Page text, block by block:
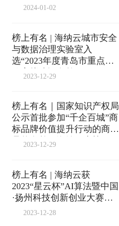
2024-01-02
榜上有名 | 海纳云城市安全
与数据治理实验室入
选“2023年度青岛市重点实
验室拟建设名单”
2023-12-29
榜上有名｜国家知识产权局
公示首批参加“千企百城”商
标品牌价值提升行动的商标
品牌名单，海纳云上榜
2023-12-29
榜上有名 | 海纳云获
2023“星云杯”AI算法暨中国
·扬州科技创新创业大赛优
胜奖2023-12-28